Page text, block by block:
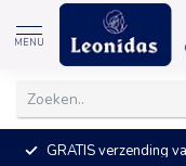
MENU
GRATIS verzending